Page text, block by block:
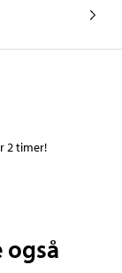
2 timer!